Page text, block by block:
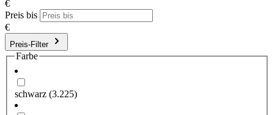
€
Preis bis
€
Preis-Filter
Farbe
schwarz (3.225)